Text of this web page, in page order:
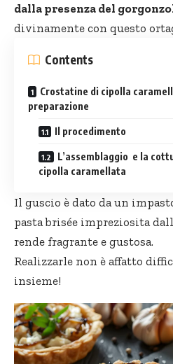
dalla presenza del
divinamente con questo
Contents
Crostatine di cipolla
preparazione
Il procedimento
L’assemblaggio e la
cipolla caramellata
Il guscio è dato da un
pasta brisée impreziosita
rende fragrante e gustosa.
Realizzarle non è affatto
insieme!